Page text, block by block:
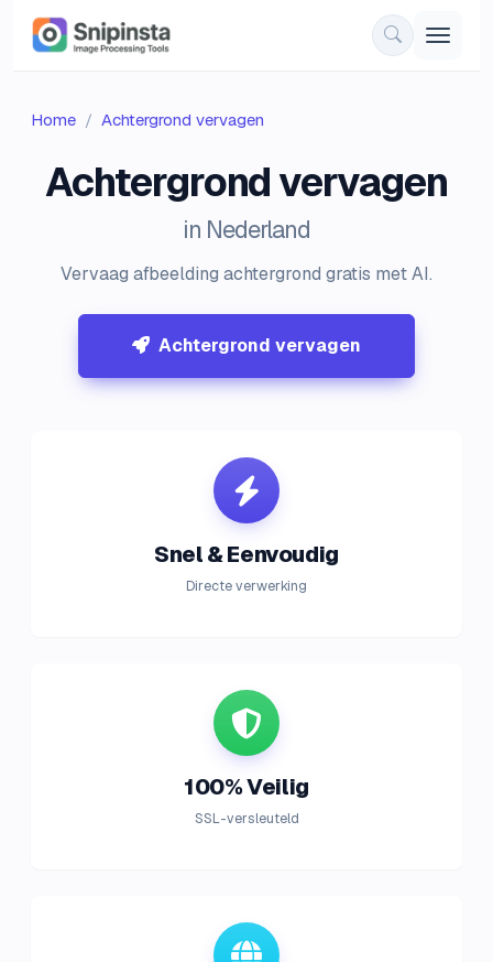
Home Achtergrond vervagen
Achtergrond vervagen
in Nederland
Vervaag afbeelding achtergrond gratis met AI.
Achtergrond vervagen
Snel & Eenvoudig
Directe verwerking
100% Veilig
SSL-versleuteld